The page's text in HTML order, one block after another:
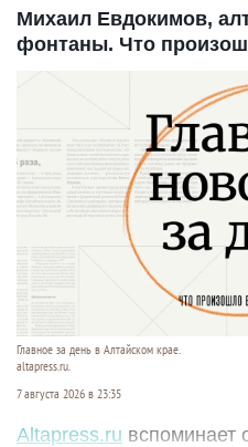
Михаил Евдокимов,
фонтаны. Что
Главное за день в Алтайском крае.
altapress.ru.
7 августа 2026 в 23:35
Altapress.ru вспоминает